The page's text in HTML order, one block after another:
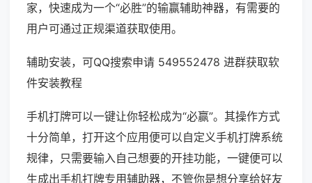
家，快速成为一个“必胜”的输赢辅助神器，有需要的
用户可通过正规渠道获取使用。
辅助安装，可QQ搜索申请 549552478 进群获取软
件安装教程
手机打牌可以一键让你轻松成为“必赢”。其操作方式
十分简单，打开这个应用便可以自定义手机打牌系统
规律，只需要输入自己想要的开挂功能，一键便可以
生成出手机打牌专用辅助器，不管你是想分享给好友